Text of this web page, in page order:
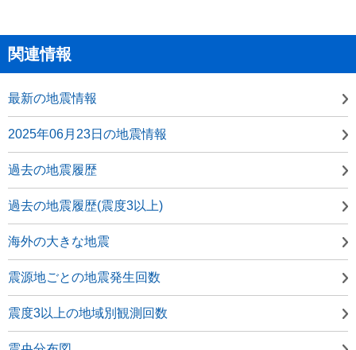
関連情報
最新の地震情報
2025年06月23日の地震情報
過去の地震履歴
過去の地震履歴(震度3以上)
海外の大きな地震
震源地ごとの地震発生回数
震度3以上の地域別観測回数